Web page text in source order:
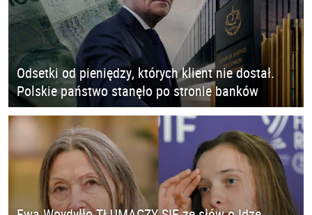
Odsetki od pieniędzy, których klient nie dostał.
Polskie państwo stanęło po stronie banków